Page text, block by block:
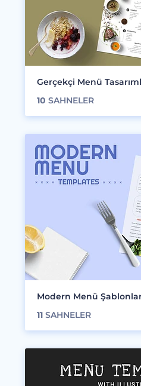
Gerçekçi Menü
10 SAHNELER
Modern Menü
11 SAHNELER